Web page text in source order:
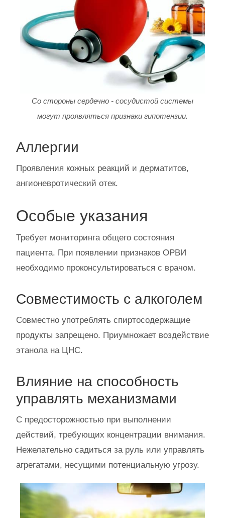
Со стороны сердечно - сосудистой системы
могут проявляться признаки гипотензии.
Аллергии
Проявления кожных реакций и дерматитов,
ангионевротический отек.
Особые указания
Требует мониторинга общего состояния
пациента. При появлении признаков ОРВИ
необходимо проконсультироваться с врачом.
Совместимость с алкоголем
Совместно употреблять спиртосодержащие
продукты запрещено. Приумножает воздействие
этанола на ЦНС.
Влияние на способность
управлять механизмами
С предосторожностью при выполнении
действий, требующих концентрации внимания.
Нежелательно садиться за руль или управлять
агрегатами, несущими потенциальную угрозу.